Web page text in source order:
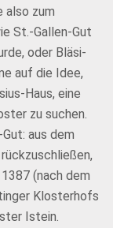
also zum
St.-Gallen-Gut
oder Bläsi-
auf die Idee,
Haus, eine
zu suchen.
aus dem
(nach dem
Klosterhofs
Istein.